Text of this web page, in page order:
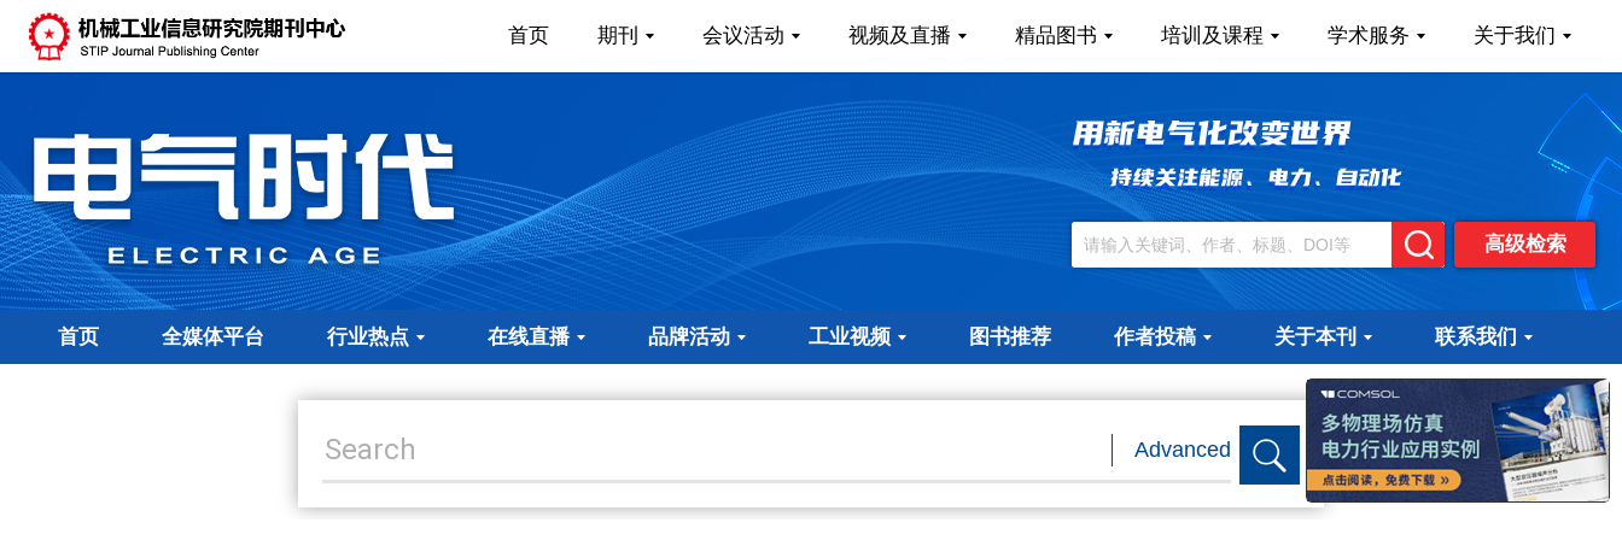
首页 期刊 会议活动 视频及直播 精品图书 培训及课程 学术服务 关于我们
高级检索
首页 全媒体平台 行业热点 在线直播 品牌活动 工业视频 图书推荐 作者投稿 关于本刊 联系我们
Advanced
x